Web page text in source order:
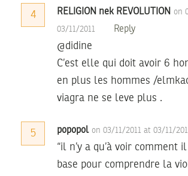
4 RELIGION nek REVOLUTION on
03/11/2011 Reply
@didine
C’est elle qui doit avoir 6
en plus les hommes /
viagra ne se leve plus .
5 popopol on 03/11/2011 at 03/11/
“il n’y a qu’à voir comment
base pour comprendre la